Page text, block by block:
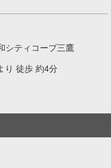
シティコープ三鷹
り 徒歩 約4分